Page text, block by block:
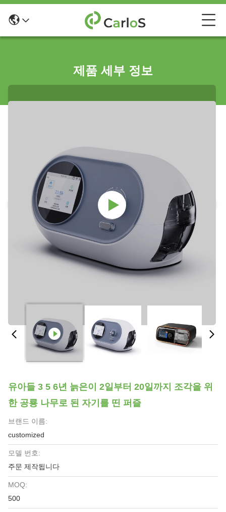
제품 세부 정보
유아들 3 5 6년 늙은이 2일부터 20일까지 조각을 위
한 공룡 나무로 된 자기를 띤 퍼즐
브랜드 이름:
customized
모델 번호:
주문 제작됩니다
MOQ:
500